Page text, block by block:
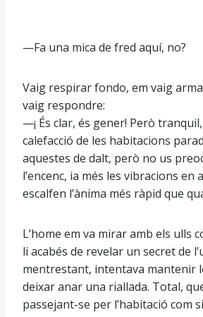
—Fa una mica de fred aquí, no?
Vaig respirar fondo, em vaig
vaig respondre:
—¡ És clar, és gener! Però
calefacció de les habitacions
aquestes de dalt, però no us
l’encenc, ia més les vibracions en
escalfen l’ànima més ràpid que
L’home em va mirar amb els ulls
li acabés de revelar un secret de
mentrestant, intentava mantenir
deixar anar una riallada. Total,
passejant-se per l’habitació com